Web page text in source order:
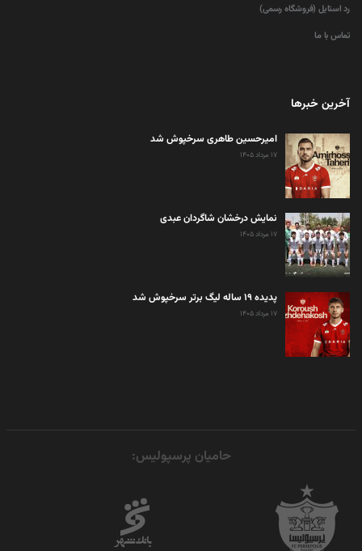
رد استایل (فروشگاه رسمی)
تماس با ما
آخرین خبرها
امیرحسین طاهری سرخپوش شد
۱۷ مرداد ۱۴۰۵
نمایش درخشان شاگردان عبدی
۱۷ مرداد ۱۴۰۵
پدیده ۱۹ ساله لیگ برتر سرخپوش شد
۱۷ مرداد ۱۴۰۵
حامیان پرسپولیس: